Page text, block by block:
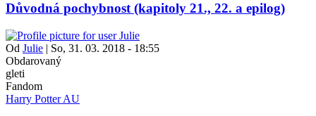
Důvodná pochybnost (kapitoly 21., 22. a epilog)
Od Julie | So, 31. 03. 2018 - 18:55
Obdarovaný
gleti
Fandom
Harry Potter AU